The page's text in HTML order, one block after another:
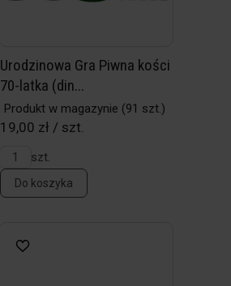
Urodzinowa Gra Piwna kości
70-latka (din...
Produkt w magazynie (91 szt.)
19,00 zł / szt.
szt.
Do koszyka